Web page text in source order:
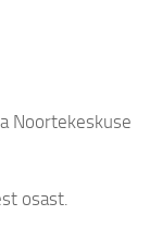
Noortekeskuse
osast.